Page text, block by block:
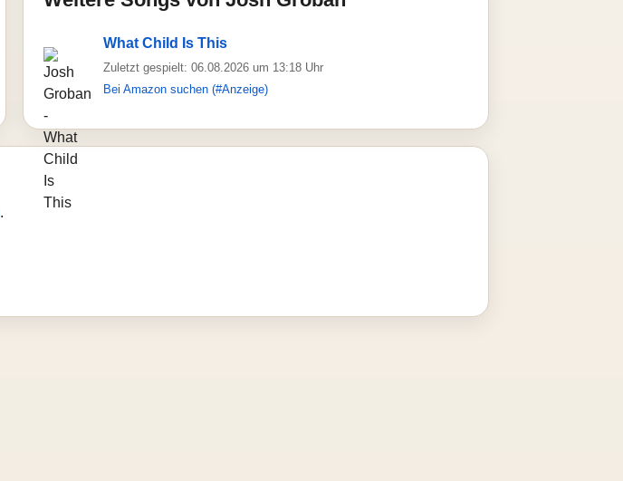
What Child Is This
Zuletzt gespielt: 06.08.2026 um 13:18 Uhr
Bei Amazon suchen (#Anzeige)
.